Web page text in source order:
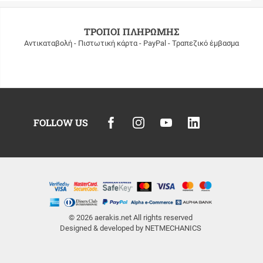
ΤΡΟΠΟΙ ΠΛΗΡΩΜΗΣ
Αντικαταβολή - Πιστωτική κάρτα - PayPal - Τραπεζικό έμβασμα
FOLLOW US
© 2026 aerakis.netAll rights reserved
Designed & developed by NETMECHANICS